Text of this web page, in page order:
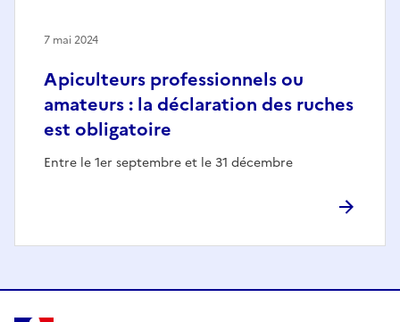
Apiculteurs professionnels ou
amateurs : la déclaration des ruches
est obligatoire
Entre le 1er septembre et le 31 décembre
7 mai 2024